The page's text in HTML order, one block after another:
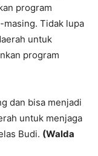
program
masing. Tidak lupa
untuk
program
dan bisa menjadi
untuk menjaga
Budi. (Walda